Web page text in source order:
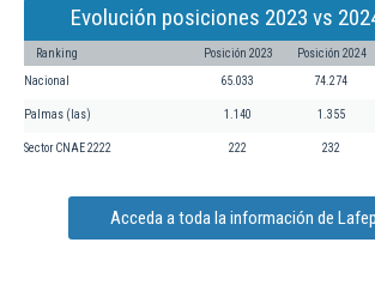
Evolución posiciones 2023 vs
Ranking Posición 2023 Posición 2024
Nacional 65.033 74.274
Palmas (las) 1.140 1.355
Sector CNAE 2222 222 232
Acceda a toda la información de